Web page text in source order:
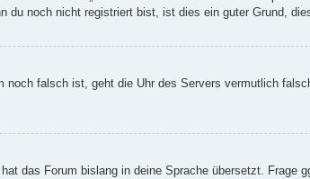
du noch nicht registriert bist, ist dies ein guter Grund,
falsch ist, geht die Uhr des Servers vermutlich
das Forum bislang in deine Sprache übersetzt. Frage